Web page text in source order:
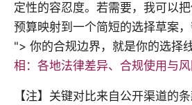
定性的容忍度。若需要，我可以
预算映射到一个简短的选择草案，
"> 你的合规边界，就是你的选择
相：各地法律差异、合规使用与
【注】关键对比来自公开渠道的